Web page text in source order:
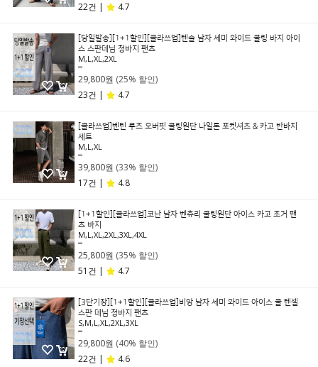
22건 |
4.7
[당일발송][1+1할인][클라쓰업]텐슬 남자 세미 와이드 쿨링 바지 아이
스 스판데님 청바지 팬츠
M,L,XL,2XL
29,800원 (25% 할인)
23건 |
4.7
[클라쓰업]벤틴 루즈 오버핏 쿨링원단 나일론 포켓셔츠 & 카고 반바지
세트
M,L,XL
39,800원 (33% 할인)
17건 |
4.8
[1+1할인][클라쓰업]코난 남자 벤츄리 쿨링원단 아이스 카고 조거 팬
츠 바지
M,L,XL,2XL,3XL,4XL
25,800원 (35% 할인)
51건 |
4.7
[3단기장][1+1할인][클라쓰업]비앙 남자 세미 와이드 아이스 쿨 텐셀
스판 데님 청바지 팬츠
S,M,L,XL,2XL,3XL
29,800원 (40% 할인)
22건 |
4.6